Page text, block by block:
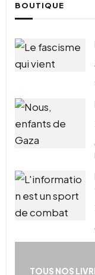
BOUTIQUE
TOUS NOS